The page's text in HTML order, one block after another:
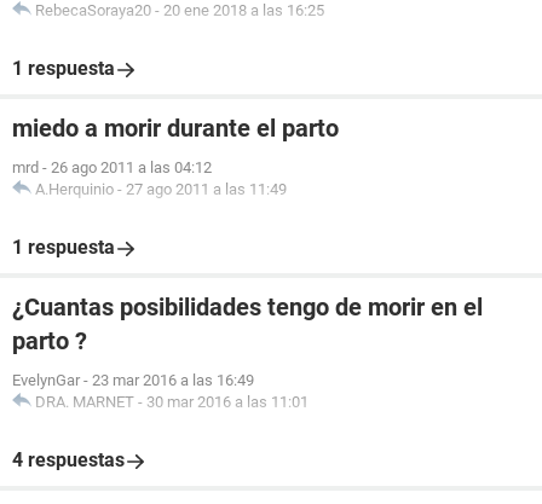
RebecaSoraya20 - 20 ene 2018 a las 16:25
1 respuesta
miedo a morir durante el parto
mrd - 26 ago 2011 a las 04:12
A.Herquinio - 27 ago 2011 a las 11:49
1 respuesta
¿Cuantas posibilidades tengo de morir en el
parto ?
EvelynGar - 23 mar 2016 a las 16:49
DRA. MARNET - 30 mar 2016 a las 11:01
4 respuestas